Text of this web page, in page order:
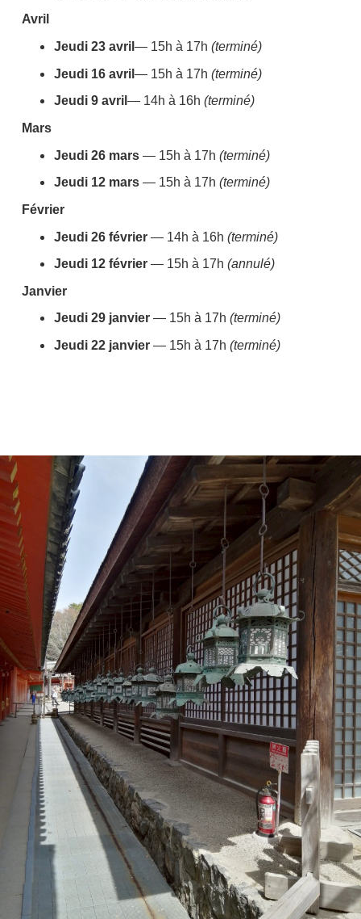
Avril
Jeudi 23 avril— 15h à 17h(terminé)
Jeudi 16 avril— 15h à 17h(terminé)
Jeudi 9 avril— 14h à 16h(terminé)
Mars
Jeudi 26 mars — 15h à 17h(terminé)
Jeudi 12 mars — 15h à 17h(terminé)
Février
Jeudi 26 février — 14h à 16h(terminé)
Jeudi 12 février — 15h à 17h(annulé)
Janvier
Jeudi 29 janvier — 15h à 17h(terminé)
Jeudi 22 janvier — 15h à 17h(terminé)